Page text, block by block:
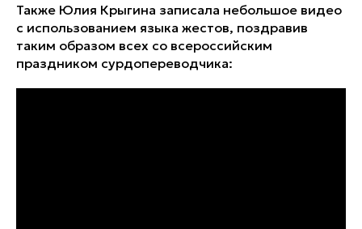
Также Юлия Крыгина записала небольшое видео
с использованием языка жестов, поздравив
таким образом всех со всероссийским
праздником сурдопереводчика: